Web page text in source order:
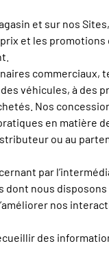
et sur nos
et les promotions
commerciaux,
véhicules, à des
Nos
en matière
ou au
par
dont nous
nos
des